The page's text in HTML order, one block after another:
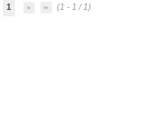
1 (1 - 1 / 1)